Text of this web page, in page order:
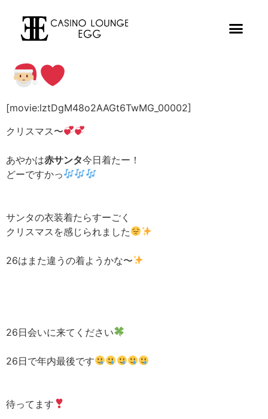
[movie:lztDgM48o2AAGt6TwMG_00002]
クリスマス〜
あやかは赤サンタ今日着たー！
どーですかっ
サンタの衣装着たらすーごく
クリスマスを感じられました
26はまた違うの着ようかな〜
26日会いに来てください
26日で年内最後です
待ってます